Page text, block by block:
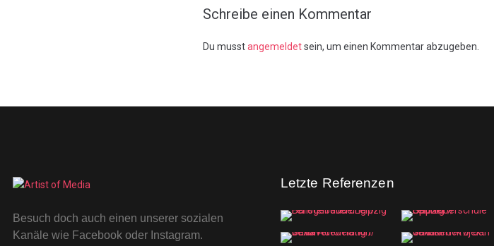
Schreibe einen Kommentar
Du musstangemeldetsein, um einen Kommentar abzugeben.
Besuch doch auch einen unserer sozialen
Kanäle wie Facebook oder Instagram.
Letzte Referenzen